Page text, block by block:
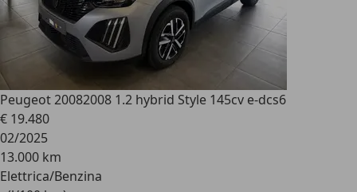
Peugeot 20082008 1.2 hybrid Style 145cv e-dcs6
€ 19.480
02/2025
13.000 km
Elettrica/Benzina